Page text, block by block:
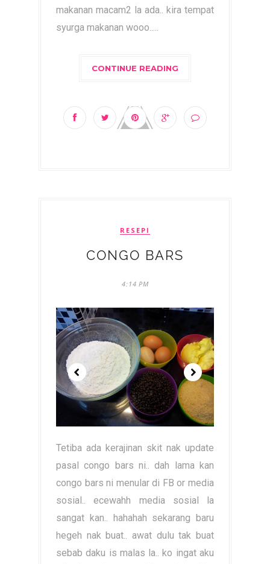
makanan macam2 la ada.. kira tempat
syurga makanan wooo.....
CONTINUE READING
RESEPI
CONGO BARS
4:14 PM
Tetiba ada kerajinan skit nak update
pasal congo bars ni.. dah lama kan
congo bars ni menular di FB or media
sosial.. ecewahh media sosial la
sangat kan.. hahahah sekarang baru
hegeh nak buat.. awat dulu tak buat
sebab daku is malas la.. ko ingat aku